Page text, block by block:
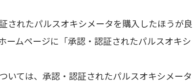
されたパルスオキシメータを購入したほうが良
ームページに「承認・認証されたパルスオキシ
いては、承認・認証されたパルスオキシメータ